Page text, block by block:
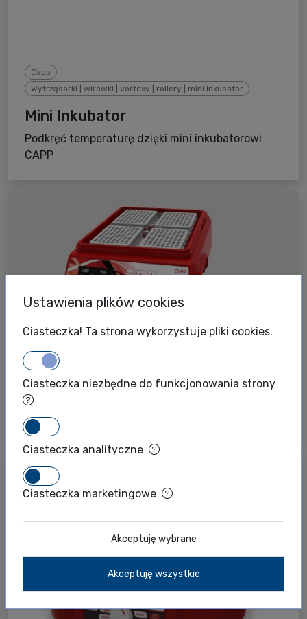
Capp
Wytrząsarki | wirówki | vortexy | rollery | mini inkubator
Mini Inkubator
Podkręć temperaturę dzięki mini inkubatorowi
CAPP
Wytrząsarki | wirówki | vortexy | rollery | mini inkubator
Wytrząsarki laboratoryjne
Wytrząsarki orbitalne, mikropłytkowe oraz 3D
Ustawienia plików cookies
Ciasteczka! Ta strona wykorzystuje pliki cookies.
Ciasteczka niezbędne do funkcjonowania strony
Ciasteczka analityczne
Ciasteczka marketingowe
Akceptuję wybrane
Akceptuję wszystkie